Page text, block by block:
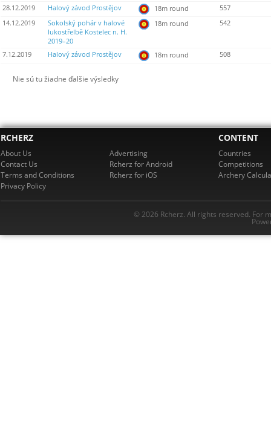
28.12.2019 Halový závod Prostějov 18m round
557
14.12.2019
Sokolský pohár v halové
lukostřelbě Kostelec n. H.
2019–20
18m round 542
7.12.2019 Halový závod Prostějov 18m round 508
Nie sú tu žiadne ďalšie výsledky
RCHERZ
About Us
Contact Us
Terms and Conditions
Privacy Policy
Advertising
Rcherz for Android
Rcherz for iOS
CONTENT
Countries
Competitions
Archery
© 2026 Rcherz. All rights reserved. For